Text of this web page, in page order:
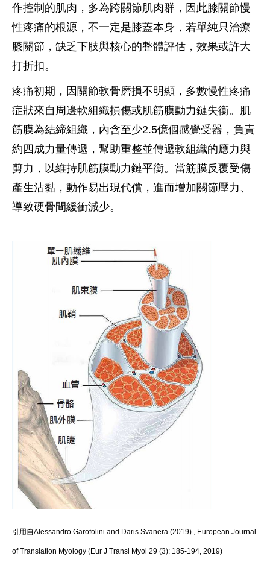
作控制的肌肉，多為跨關節肌肉群，因此膝關節慢
性疼痛的根源，不一定是膝蓋本身，若單純只治療
膝關節，缺乏下肢與核心的整體評估，效果或許大
打折扣。
疼痛初期，因關節軟骨磨損不明顯，多數慢性疼痛
症狀來自周邊軟組織損傷或肌筋膜動力鏈失衡。肌
筋膜為結締組織，內含至少2.5億個感覺受器，負責
約四成力量傳遞，幫助重整並傳遞軟組織的應力與
剪力，以維持肌筋膜動力鏈平衡。當筋膜反覆受傷
產生沾黏，動作易出現代償，進而增加關節壓力、
導致硬骨間緩衝減少。
引用自Alessandro Garofolini and Daris Svanera (2019) , European Journal
of Translation Myology (Eur J Transl Myol 29 (3): 185-194, 2019)